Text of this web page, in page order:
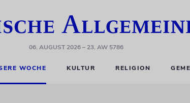
06. AUGUST 2026– 23. AW 5786
WOCHE KULTUR RELIGION